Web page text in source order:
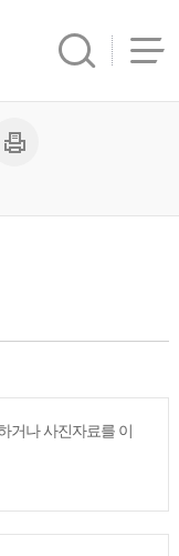
거나 사진자료를 이